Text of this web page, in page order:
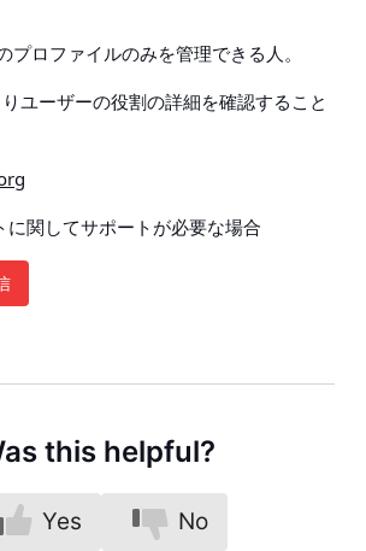
プロファイルのみを管理できる人。
りユーザーの役割の詳細を確認すること
関してサポートが必要な場合
this helpful?
Yes No